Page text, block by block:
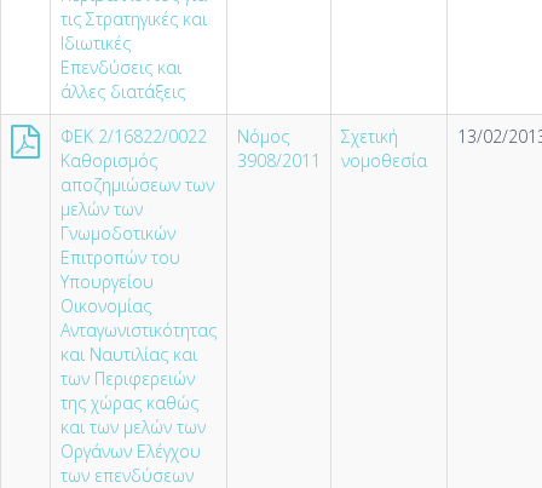
τις Στρατηγικές και
Ιδιωτικές
Επενδύσεις και
άλλες διατάξεις
ΦΕΚ 2/16822/0022
Καθορισμός
αποζημιώσεων των
μελών των
Γνωμοδοτικών
Επιτροπών του
Υπουργείου
Οικονομίας
Ανταγωνιστικότητας
και Ναυτιλίας και
των Περιφερειών
της χώρας καθώς
και των μελών των
Οργάνων Ελέγχου
των επενδύσεων
Νόμος
3908/2011
Σχετική
νομοθεσία
13/02/